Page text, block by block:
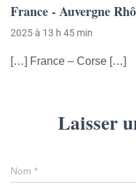
France - Auvergne
2025 à 13 h 45 min
[…] France – Corse […]
Laisser
Nom *